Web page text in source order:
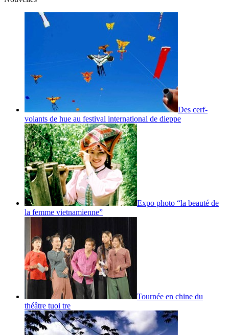
Des cerf-
volants de hue au festival international de dieppe
Expo photo “la beauté de
la femme vietnamienne”
Tournée en chine du
théâtre tuoi tre